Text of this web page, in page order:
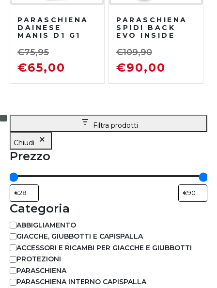
PARASCHIENA
DAINESE
MANIS D1 G1
€75,95
€65,00
PARASCHIENA
SPIDI BACK
EVO INSIDE
€109,90
€90,00
Filtra prodotti
Chiudi
Prezzo
Categoria
ABBIGLIAMENTO
GIACCHE, GIUBBOTTI E CAPISPALLA
ACCESSORI E RICAMBI PER GIACCHE E GIUBBOTTI
PROTEZIONI
PARASCHIENA
PARASCHIENA INTERNO CAPISPALLA